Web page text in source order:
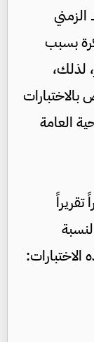
بسبب
لذلك،
العامة
الاختبارات: